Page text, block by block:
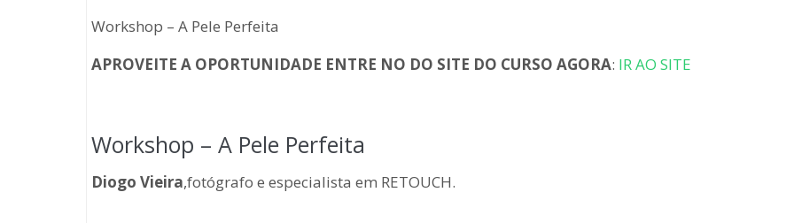
Workshop – A Pele Perfeita
APROVEITE A OPORTUNIDADE ENTRE NO DO SITE DO CURSO AGORA: IR AO SITE
Workshop – A Pele Perfeita
Diogo Vieira,fotógrafo e especialista em RETOUCH.